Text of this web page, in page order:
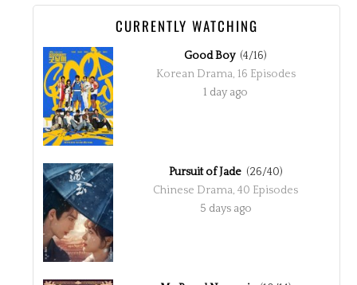
CURRENTLY WATCHING
Good Boy (4/16)
Korean Drama, 16 Episodes
1 day ago
Pursuit of Jade (26/40)
Chinese Drama, 40 Episodes
5 days ago